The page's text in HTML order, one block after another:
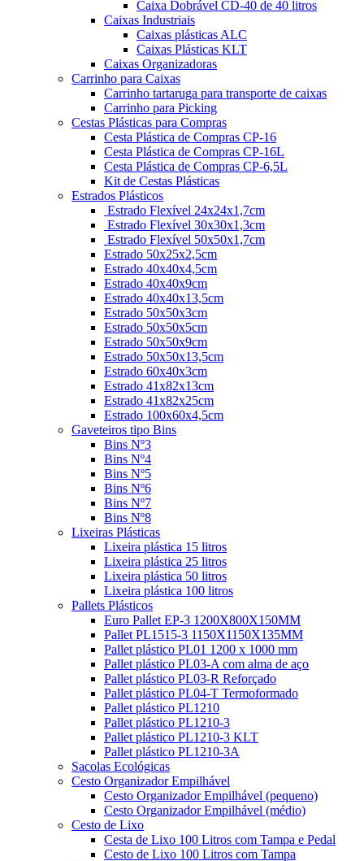
Caixa Dobrável CD-40 de 40 litros
Caixas Industriais
Caixas plásticas ALC
Caixas Plásticas KLT
Caixas Organizadoras
Carrinho para Caixas
Carrinho tartaruga para transporte de caixas
Carrinho para Picking
Cestas Plásticas para Compras
Cesta Plástica de Compras CP-16
Cesta Plástica de Compras CP-16L
Cesta Plástica de Compras CP-6,5L
Kit de Cestas Plásticas
Estrados Plásticos
Estrado Flexível 24x24x1,7cm
Estrado Flexível 30x30x1,3cm
Estrado Flexível 50x50x1,7cm
Estrado 50x25x2,5cm
Estrado 40x40x4,5cm
Estrado 40x40x9cm
Estrado 40x40x13,5cm
Estrado 50x50x3cm
Estrado 50x50x5cm
Estrado 50x50x9cm
Estrado 50x50x13,5cm
Estrado 60x40x3cm
Estrado 41x82x13cm
Estrado 41x82x25cm
Estrado 100x60x4,5cm
Gaveteiros tipo Bins
Bins Nº3
Bins Nº4
Bins Nº5
Bins Nº6
Bins Nº7
Bins Nº8
Lixeiras Plásticas
Lixeira plástica 15 litros
Lixeira plástica 25 litros
Lixeira plástica 50 litros
Lixeira plástica 100 litros
Pallets Plásticos
Euro Pallet EP-3 1200X800X150MM
Pallet PL1515-3 1150X1150X135MM
Pallet plástico PL01 1200 x 1000 mm
Pallet plástico PL03-A com alma de aço
Pallet plástico PL03-R Reforçado
Pallet plástico PL04-T Termoformado
Pallet plástico PL1210
Pallet plástico PL1210-3
Pallet plástico PL1210-3 KLT
Pallet plástico PL1210-3A
Sacolas Ecológicas
Cesto Organizador Empilhável
Cesto Organizador Empilhável (pequeno)
Cesto Organizador Empilhável (médio)
Cesto de Lixo
Cesta de Lixo 100 Litros com Tampa e Pedal
Cesto de Lixo 100 Litros com Tampa